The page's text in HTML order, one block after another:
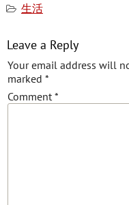
生活
Leave a Reply
Your email address will
marked *
Comment *